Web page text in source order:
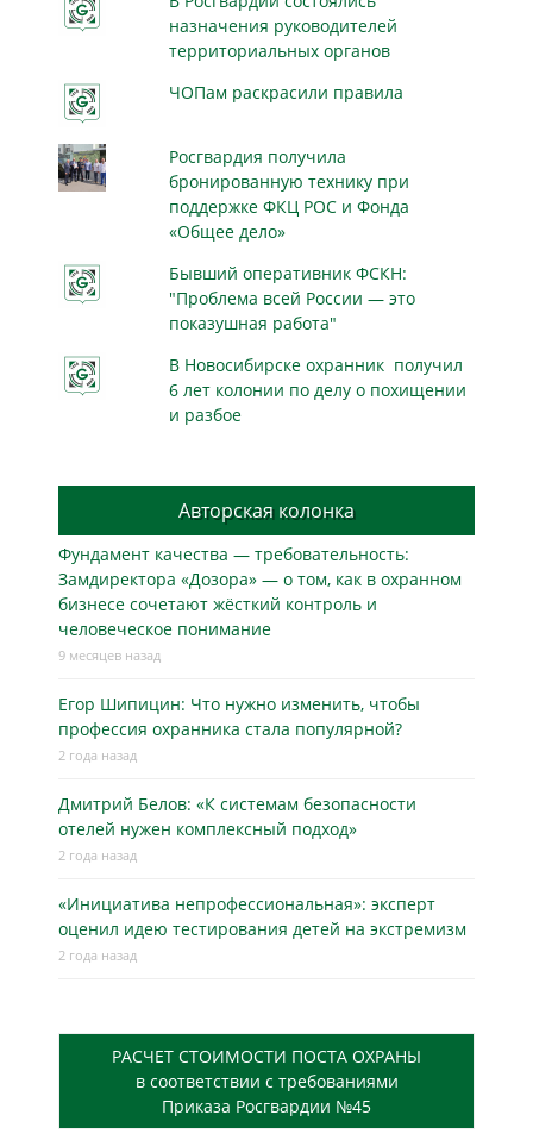
назначения руководителей
территориальных органов
ЧОПам раскрасили правила
Росгвардия получила
бронированную технику при
поддержке ФКЦ РОС и Фонда
«Общее дело»
Бывший оперативник ФСКН:
"Проблема всей России — это
показушная работа"
В Новосибирске охранник получил
6 лет колонии по делу о похищении
и разбое
Авторская колонка
Фундамент качества — требовательность:
Замдиректора «Дозора» — о том, как в охранном
бизнесe сочетают жёсткий контроль и
человеческое понимание
9 месяцев назад
Егор Шипицин: Что нужно изменить, чтобы
профессия охранника стала популярной?
2 года назад
Дмитрий Белов: «К системам безопасности
отелей нужен комплексный подход»
2 года назад
«Инициатива непрофессиональная»: эксперт
оценил идею тестирования детей на экстремизм
2 года назад
РАСЧЕТ СТОИМОСТИ ПОСТА ОХРАНЫ
в соответствии с требованиями
Приказа Росгвардии №45